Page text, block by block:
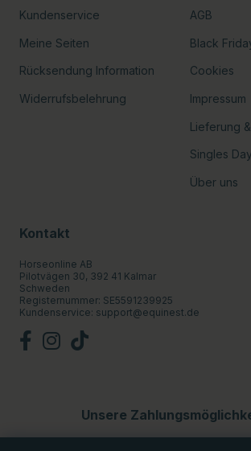
Kundenservice
Meine Seiten
Rücksendung Information
Widerrufsbelehrung
AGB
Black
Cookies
Impressum
Lieferung
Singles Day
Über uns
Kontakt
Horseonline AB
Pilotvägen 30, 392 41 Kalmar
Schweden
Registernummer: SE5591239925
Kundenservice: support@equinest.de
Unsere